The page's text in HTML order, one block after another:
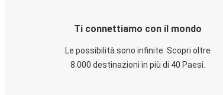
Ti connettiamo con il mondo
Le possibilità sono infinite. Scopri oltre
8.000 destinazioni in più di 40 Paesi.